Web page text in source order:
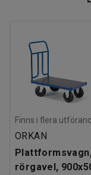
Finns i flera
ORKAN
rörgavel,